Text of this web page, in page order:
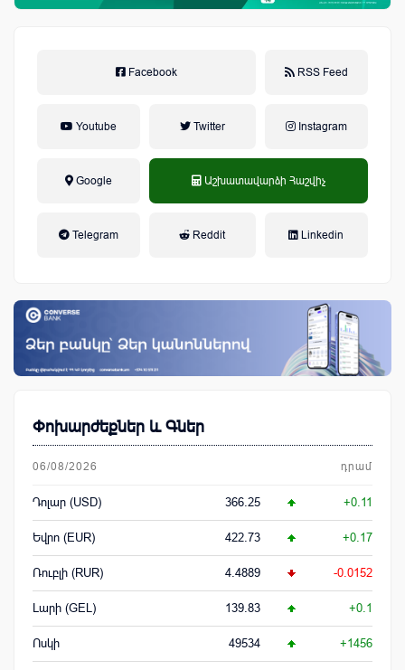
Facebook RSS Feed
Youtube Twitter Instagram
Google Աշխատավարձի Հաշվիչ
Telegram Reddit Linkedin
Փոխարժեքներ և Գներ
06/08/2026 դրամ
Դոլար (USD) 366.25 +0.11
Եվրո (EUR) 422.73 +0.17
Ռուբլի (RUR) 4.4889 -0.0152
Լարի (GEL) 139.83 +0.1
Ոսկի 49534 +1456